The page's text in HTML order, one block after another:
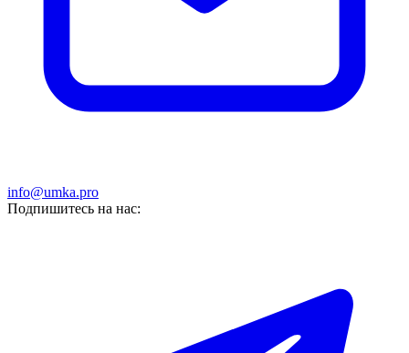
info@umka.pro
Подпишитесь на нас: